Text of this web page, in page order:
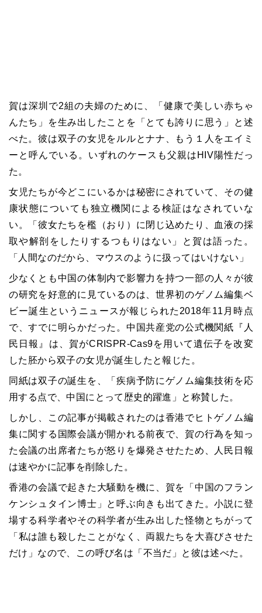
賀は深圳で2組の夫婦のために、「健康で美しい赤ちゃ
んたち」を生み出したことを「とても誇りに思う」と述
べた。彼は双子の女児をルルとナナ、もう１人をエイミ
ーと呼んでいる。いずれのケースも父親はHIV陽性だっ
た。
女児たちが今どこにいるかは秘密にされていて、その健
康状態についても独立機関による検証はなされていな
い。「彼女たちを檻（おり）に閉じ込めたり、血液の採
取や解剖をしたりするつもりはない」と賀は語った。
「人間なのだから、マウスのように扱ってはいけない」
少なくとも中国の体制内で影響力を持つ一部の人々が彼
の研究を好意的に見ているのは、世界初のゲノム編集ベ
ビー誕生というニュースが報じられた2018年11月時点
で、すでに明らかだった。中国共産党の公式機関紙『人
民日報』は、賀がCRISPR-Cas9を用いて遺伝子を改変
した胚から双子の女児が誕生したと報じた。
同紙は双子の誕生を、「疾病予防にゲノム編集技術を応
用する点で、中国にとって歴史的躍進」と称賛した。
しかし、この記事が掲載されたのは香港でヒトゲノム編
集に関する国際会議が開かれる前夜で、賀の行為を知っ
た会議の出席者たちが怒りを爆発させたため、人民日報
は速やかに記事を削除した。
香港の会議で起きた大騒動を機に、賀を「中国のフラン
ケンシュタイン博士」と呼ぶ向きも出てきた。小説に登
場する科学者やその科学者が生み出した怪物とちがって
「私は誰も殺したことがなく、両親たちを大喜びさせた
だけ」なので、この呼び名は「不当だ」と彼は述べた。